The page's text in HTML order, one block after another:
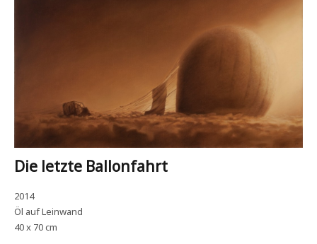
Die letzte Ballonfahrt
2014
Öl auf Leinwand
40 x 70 cm